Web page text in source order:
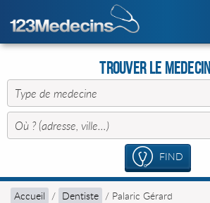
Trouver le Medecin
FIND
Accueil / Dentiste / Palaric Gérard